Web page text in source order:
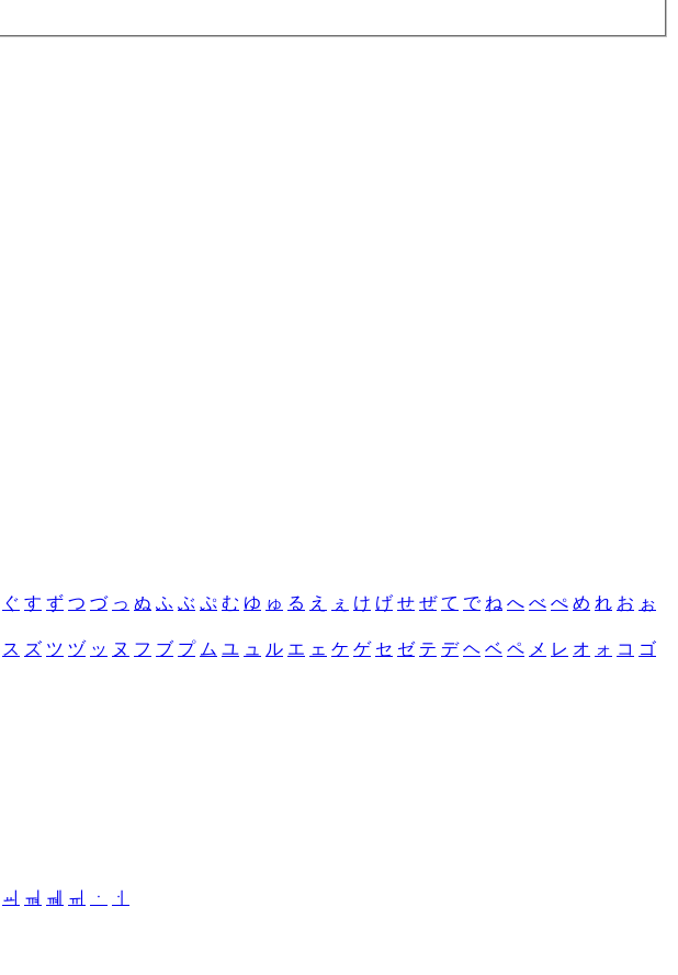
ぐ す ず つ づ っ ぬ ふ ぶ ぷ む ゆ ゅ る え ぇ け げ せ ぜ て で ね へ べ ぺ め れ お ぉ
ス ズ ツ ヅ ッ ヌ フ ブ プ ム ユ ュ ル エ ェ ケ ゲ セ ゼ テ デ ヘ ベ ペ メ レ オ ォ コ ゴ
ㆉ ㆊ ㆋ ㆌ ㆍ
ㆎ